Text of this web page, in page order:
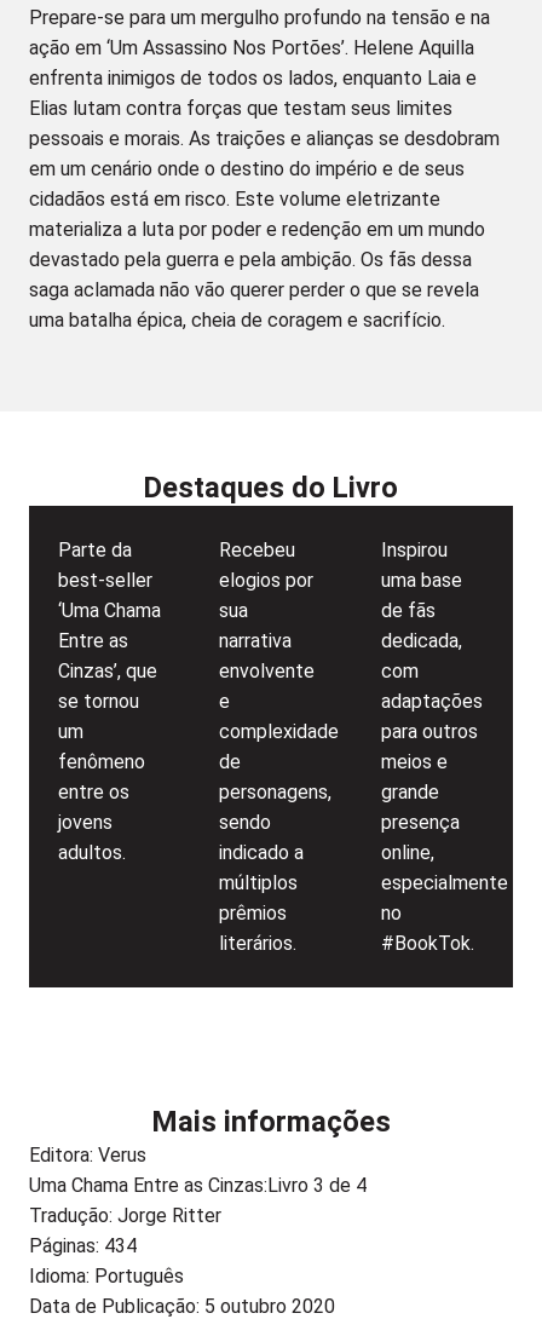
Prepare-se para um mergulho profundo na tensão e na
ação em ‘Um Assassino Nos Portões’. Helene Aquilla
enfrenta inimigos de todos os lados, enquanto Laia e
Elias lutam contra forças que testam seus limites
pessoais e morais. As traições e alianças se desdobram
em um cenário onde o destino do império e de seus
cidadãos está em risco. Este volume eletrizante
materializa a luta por poder e redenção em um mundo
devastado pela guerra e pela ambição. Os fãs dessa
saga aclamada não vão querer perder o que se revela
uma batalha épica, cheia de coragem e sacrifício.
Destaques do Livro
Parte da
best-seller
‘Uma Chama
Entre as
Cinzas’, que
se tornou
um
fenômeno
entre os
jovens
adultos.
Recebeu
elogios por
sua
narrativa
envolvente
e
complexidade
de
personagens,
sendo
indicado a
múltiplos
prêmios
literários.
Inspirou
uma base
de fãs
dedicada,
com
adaptações
para outros
meios e
grande
presença
online,
especialmente
no
#BookTok.
Mais informações
Editora: Verus
Uma Chama Entre as Cinzas:Livro 3 de 4
Tradução: Jorge Ritter
Páginas: 434
Idioma: Português
Data de Publicação: 5 outubro 2020